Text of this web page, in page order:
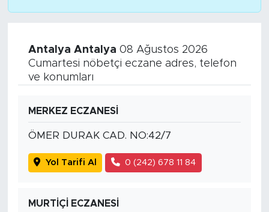
Antalya Antalya 08 Ağustos 2026
Cumartesi nöbetçi eczane adres, telefon
ve konumları
MERKEZ ECZANESİ
ÖMER DURAK CAD. NO:42/7
Yol Tarifi Al 0 (242) 678 11 84
MURTİÇİ ECZANESİ